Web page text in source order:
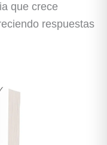
que crece
respuestas